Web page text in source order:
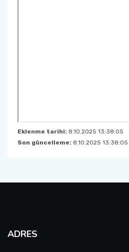
Eklenme tarihi: 8.10.2025 13:38:05
Son güncelleme: 8.10.2025 13:38:05
ADRES